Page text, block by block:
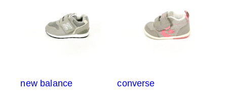
new balance
converse